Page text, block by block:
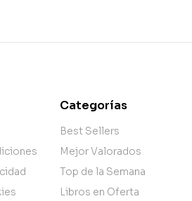
Categorías
Best Sellers
Mejor Valorados
Top de la Semana
Libros en Oferta